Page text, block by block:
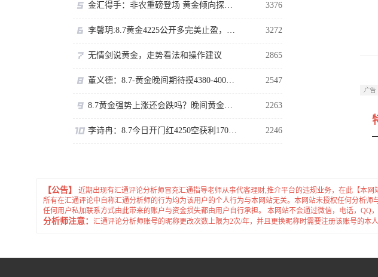
金汇得手：非农重磅登场 黄金倾向探底回升 3376
李馨玥:8.7黄金4225公开多完美止盈，欧盘突破又开多了！ 3272
无情剑说黄金，走势看法和操作建议 2865
董义德：8.7-黄金晚间期待摸4380-400区域。 2547
8.7黄金强势上涨还会跌吗？晚间黄金非农怎么看 2263
李诗冉：8.7今日开门红4250空获利170点，日内黄金回踩先多。 2246
【公告】
近期出现有汇通评论分析师冒充汇通指导老师从事代客理财,推介平台的违规业务，在此【本
所有在汇通评论中自称汇通分析师的行为均为该用户的个人行为与本网站无关。本网站未授权任何分析
任何用户私加联系方式由此带来的账户与资金损失都由用户自行承担。 本网站不会通过微信，电话，
分析师注意： 汇通评论分析师账号的昵称更改次数上限为2次/年，并且更换昵称时需要注册该账号的本人